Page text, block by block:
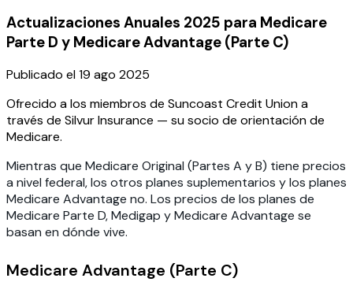
Actualizaciones Anuales 2025 para Medicare
Parte D y Medicare Advantage (Parte C)
Publicado el19 ago 2025
Ofrecido a los miembros de Suncoast Credit Union a
través de Silvur Insurance — su socio de orientación de
Medicare.
Mientras que Medicare Original (Partes A y B) tiene precios
a nivel federal, los otros planes suplementarios y los planes
Medicare Advantage no. Los precios de los planes de
Medicare Parte D, Medigap y Medicare Advantage se
basan en dónde vive.
Medicare Advantage (Parte C)